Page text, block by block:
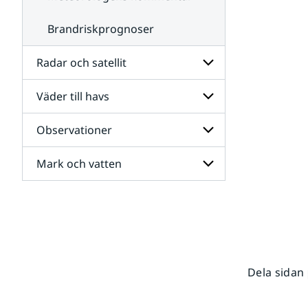
Brandriskprognoser
Radar och satellit
Undersidor
för
Radar
och
satellit
Väder till havs
Undersidor
för
Väder
till
havs
Observationer
Undersidor
för
Mark och vatten
Dela sidan